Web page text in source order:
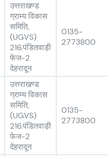
उत्तराखण्ड
ग्राम्य विकास
समिति,
(UGVS)
216.पंडितवाड़ी
फेज-2
देहरादून
0135-
2773800
उत्तराखण्ड
ग्राम्य विकास
समिति,
(UGVS)
216.पंडितवाड़ी
फेज-2
देहरादून
0135-
2773800